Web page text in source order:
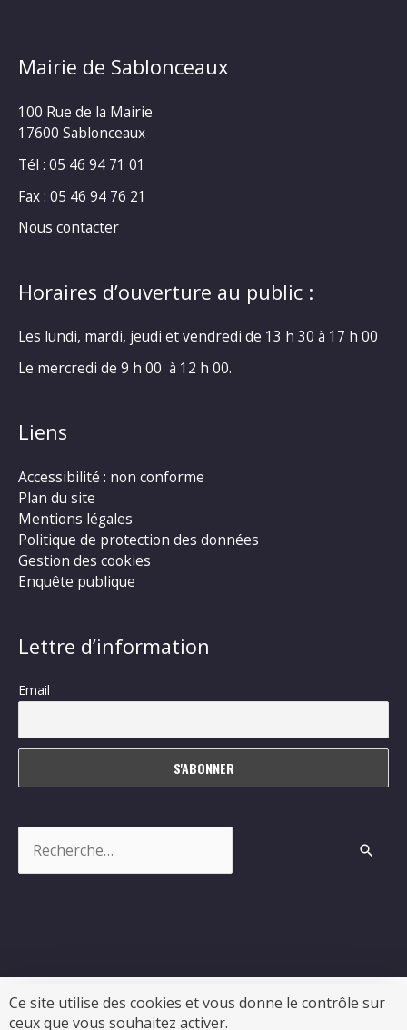
Ce site utilise des cookies et vous donne le contrôle sur
ceux que vous souhaitez activer.
Mairie de Sablonceaux
100 Rue de la Mairie
17600 Sablonceaux
Tél : 05 46 94 71 01
Fax : 05 46 94 76 21
Nous contacter
Horaires d’ouverture au public :
Les lundi, mardi, jeudi et vendredi de 13 h 30 à 17 h 00
Le mercredi de 9 h 00 à 12 h 00.
Liens
Accessibilité : non conforme
Plan du site
Mentions légales
Politique de protection des données
Gestion des cookies
Enquête publique
Lettre d’information
Email